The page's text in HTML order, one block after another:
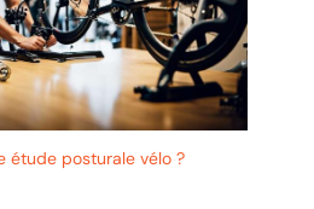
étude posturale vélo ?